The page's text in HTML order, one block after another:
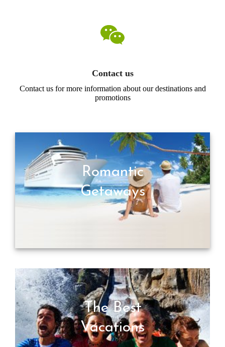
Contact us
Contact us for more information about our destinations and
promotions
Romantic
Getaways
The Best
Vacations